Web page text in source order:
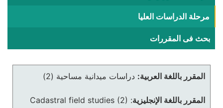
مرحلة الدراسات العليا
بحث فى المقررات
المقرر باللغة العربية: دراسات ميدانية مساحية (2)
المقرر باللغة الإنجليزية:
Cadastral field studies (2)